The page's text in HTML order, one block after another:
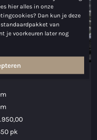
pk
hier alles in onze
Dan kun je deze
standaardpakket van
je voorkeuren later nog